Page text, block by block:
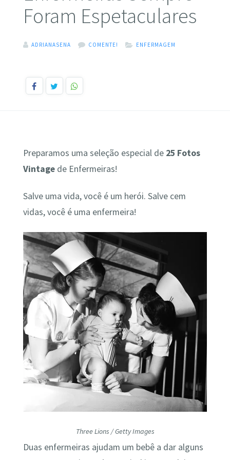
Foram Espetaculares
ADRIANASENA COMENTE! ENFERMAGEM
Preparamos uma seleção especial de 25 Fotos
Vintagede Enfermeiras!
Salve uma vida, você é um herói. Salve cem
vidas, você é uma enfermeira!
Three Lions / Getty Images
Duas enfermeiras ajudam um bebê a dar alguns